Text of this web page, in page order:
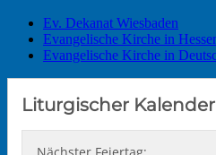
Ev. Dekanat Wiesbaden
Evangelische Kirche in
Evangelische Kirche in